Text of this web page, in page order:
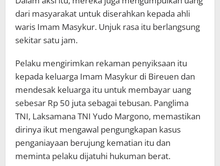
dari masyarakat untuk diserahkan kepada ahli
waris Imam Masykur. Unjuk rasa itu berlangsung
sekitar satu jam.
Pelaku mengirimkan rekaman penyiksaan itu
kepada keluarga Imam Masykur di Bireuen dan
mendesak keluarga itu untuk membayar uang
sebesar Rp 50 juta sebagai tebusan. Panglima
TNI, Laksamana TNI Yudo Margono, memastikan
dirinya ikut mengawal pengungkapan kasus
penganiayaan berujung kematian itu dan
meminta pelaku dijatuhi hukuman berat.